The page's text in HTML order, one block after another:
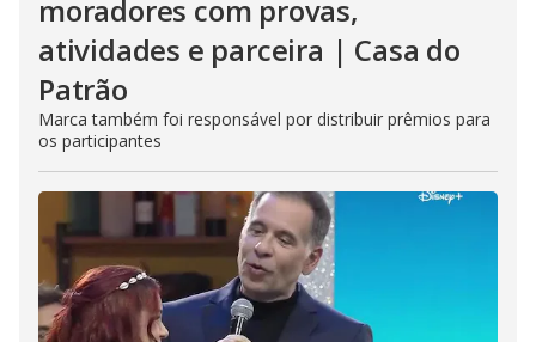
moradores com provas,
atividades e parceira | Casa do
Patrão
Marca também foi responsável por distribuir prêmios para
os participantes